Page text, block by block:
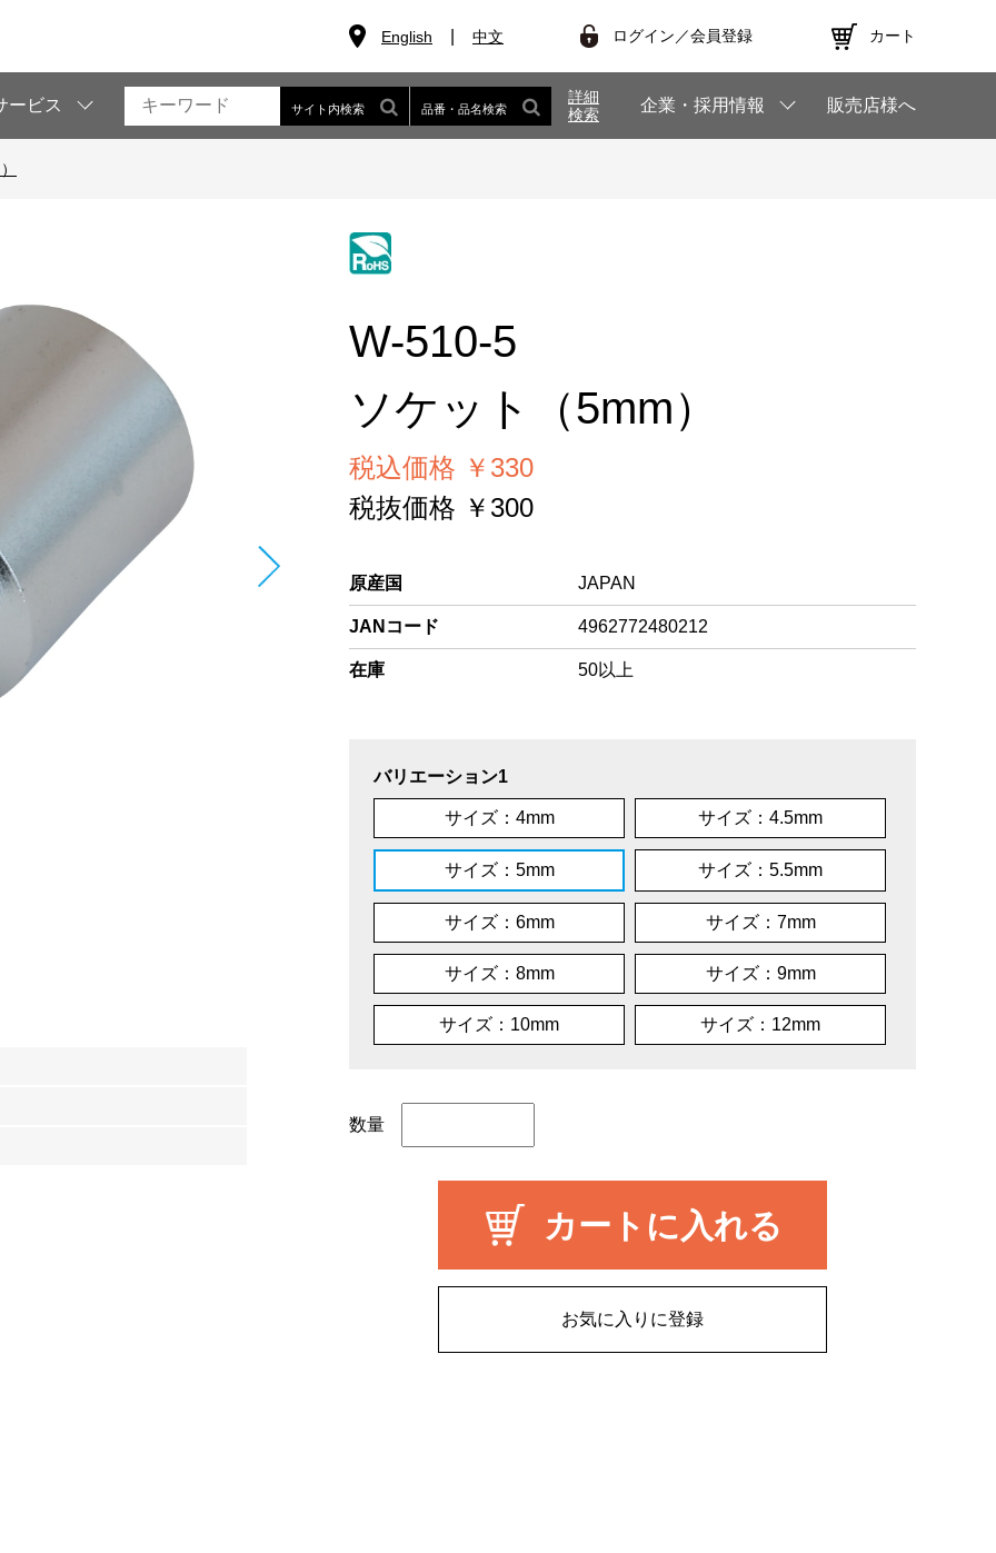
English 中文 ログイン／会員登録 カート
ービス サイト内検索 品番・品名検索
詳細
検索
企業・採用情報 販売店様へ
W-510-5
ソケット（5mm）
税込価格 ￥330
税抜価格 ￥300
原産国 JAPAN
JANコード 4962772480212
在庫 50以上
バリエーション1
サイズ：4mm サイズ：4.5mm
サイズ：5mm サイズ：5.5mm
サイズ：6mm サイズ：7mm
サイズ：8mm サイズ：9mm
サイズ：10mm サイズ：12mm
数量
カートに入れる
お気に入りに登録